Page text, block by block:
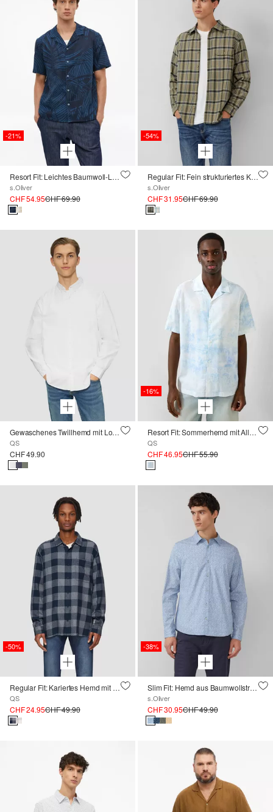
-21%
Resort Fit: Leichtes Baumwoll-Leinen-Hemd mit All-over-Print
s.Oliver
CHF 54.95CHF 69.90
-54%
Regular Fit: Fein strukturiertes Karohemd mit Kentkragen und Brusttasche
s.Oliver
CHF 31.95CHF 69.90
Gewaschenes Twillhemd mit Logostickerei
QS
CHF 49.90
-16%
Resort Fit: Sommerhemd mit All-over-Print
QS
CHF 46.95CHF 55.90
-50%
Regular Fit: Kariertes Hemd mit Brusttasche
QS
CHF 24.95CHF 49.90
-38%
Slim Fit: Hemd aus Baumwollstretch mit All-over-Print
s.Oliver
CHF 30.95CHF 49.90